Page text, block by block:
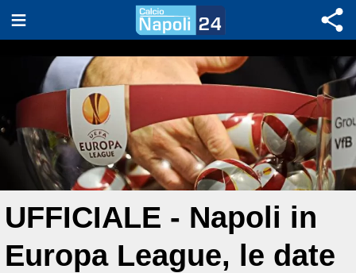
UFFICIALE - Napoli in
Europa League, le date